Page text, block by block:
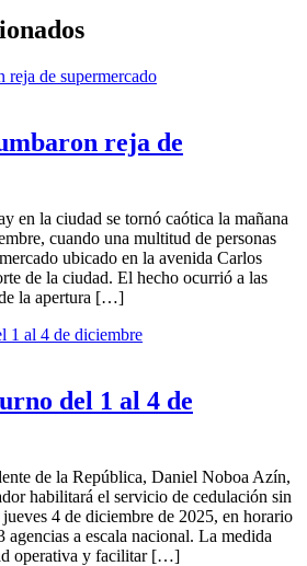
reja de
en la ciudad se tornó caótica la mañana
cuando una multitud de personas
ubicado en la avenida Carlos
de la ciudad. El hecho ocurrió a las
la apertura […]
del 1 al 4 de
de la República, Daniel Noboa Azín,
habilitará el servicio de cedulación sin
4 de diciembre de 2025, en horario
agencias a escala nacional. La medida
operativa y facilitar […]